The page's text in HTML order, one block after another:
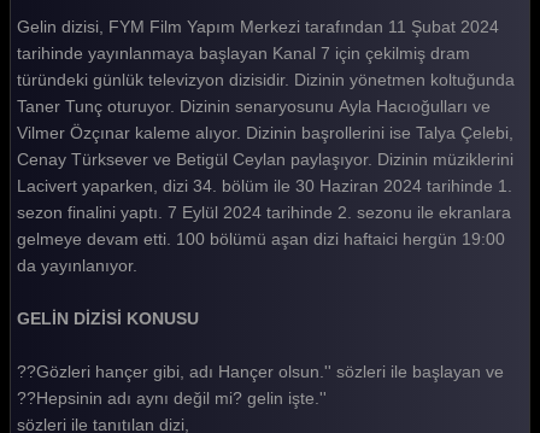
Gelin 440. Bölüm
Gelin 439. Bölüm
Gelin 438. Bölüm
Gelin 437. Bölüm
Gelin 436. Bölüm
Gelin 435. Bölüm
Gelin 433. Bölüm
Gelin 432. Bölüm
Gelin 431. Bölüm
Gelin dizisi, FYM Film Yapım Merkezi tarafından 11 Şubat 2024
tarihinde yayınlanmaya başlayan Kanal 7 için çekilmiş dram
türündeki günlük televizyon dizisidir. Dizinin yönetmen koltuğunda
Taner Tunç oturuyor. Dizinin senaryosunu Ayla Hacıoğulları ve
Vilmer Özçınar kaleme alıyor. Dizinin başrollerini ise Talya Çelebi,
Cenay Türksever ve Betigül Ceylan paylaşıyor. Dizinin müziklerini
Lacivert yaparken, dizi 34. bölüm ile 30 Haziran 2024 tarihinde 1.
sezon finalini yaptı. 7 Eylül 2024 tarihinde 2. sezonu ile ekranlara
gelmeye devam etti. 100 bölümü aşan dizi haftaici hergün 19:00
da yayınlanıyor.
GELİN DİZİSİ KONUSU
??Gözleri hançer gibi, adı Hançer olsun.'' sözleri ile başlayan ve
??Hepsinin adı aynı değil mi? gelin işte.''
sözleri ile tanıtılan dizi,